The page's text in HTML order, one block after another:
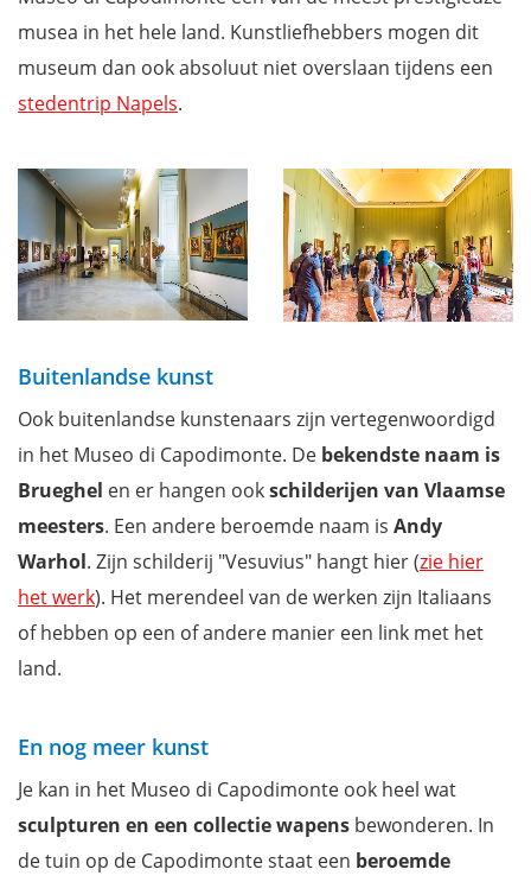
musea in het hele land. Kunstliefhebbers mogen dit
museum dan ook absoluut niet overslaan tijdens een
stedentrip Napels.
Buitenlandse kunst
Ook buitenlandse kunstenaars zijn vertegenwoordigd
in het Museo di Capodimonte. De bekendste naam is
Brueghel en er hangen ookschilderijen van Vlaamse
meesters. Een andere beroemde naam is Andy
Warhol. Zijn schilderij "Vesuvius" hangt hier (zie hier
het werk). Het merendeel van de werken zijn Italiaans
of hebben op een of andere manier een link met het
land.
En nog meer kunst
Je kan in het Museo di Capodimonte ook heel wat
sculpturen en een collectie wapens bewonderen. In
de tuin op de Capodimonte staat een beroemde